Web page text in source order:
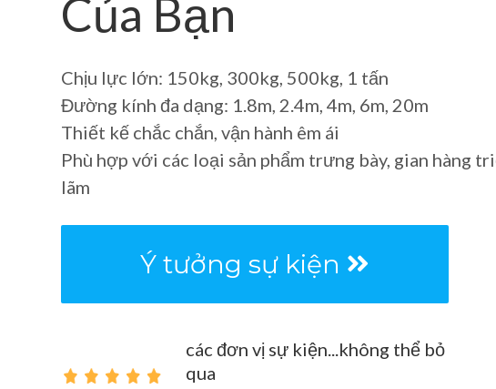
Của Bạn
Chịu lực lớn: 150kg, 300kg, 500kg, 1 tấn
Đường kính đa dạng: 1.8m, 2.4m, 4m, 6m, 20m
Thiết kế chắc chắn, vận hành êm ái
Phù hợp với các loại sản phẩm trưng bày, gian hàng
lãm
Ý tưởng sự kiện
các đơn vị sự kiện...không thể bỏ
qua